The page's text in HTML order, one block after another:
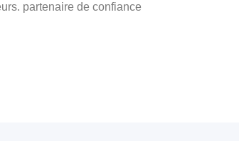
partenaire de confiance